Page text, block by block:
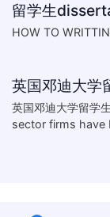
HOW TO
英国邓迪大学留学
sector firms have